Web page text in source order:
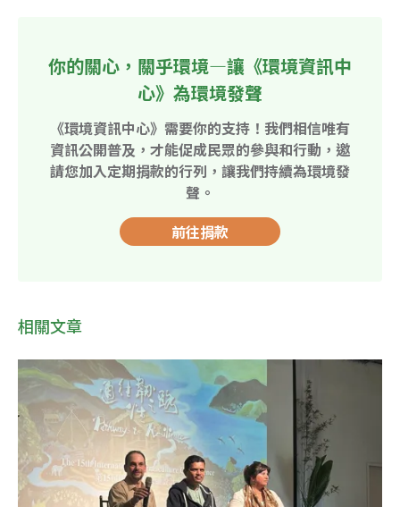
你的關心，關乎環境—讓《環境資訊中
心》為環境發聲
《環境資訊中心》需要你的支持！我們相信唯有
資訊公開普及，才能促成民眾的參與和行動，邀
請您加入定期捐款的行列，讓我們持續為環境發
聲。
前往捐款
相關文章